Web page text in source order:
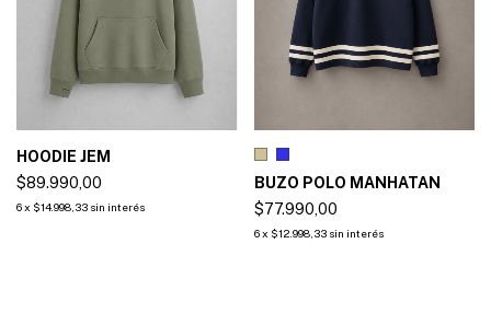
HOODIE JEM
$89.990,00
6x $14.998,33 sin interés
BUZO POLO MANHATAN
$77.990,00
6 x $12.998,33 sin interés